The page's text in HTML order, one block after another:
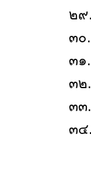
๒๙.
๓๐.
๓๑.
๓๒.
๓๓.
๓๔.
ดู